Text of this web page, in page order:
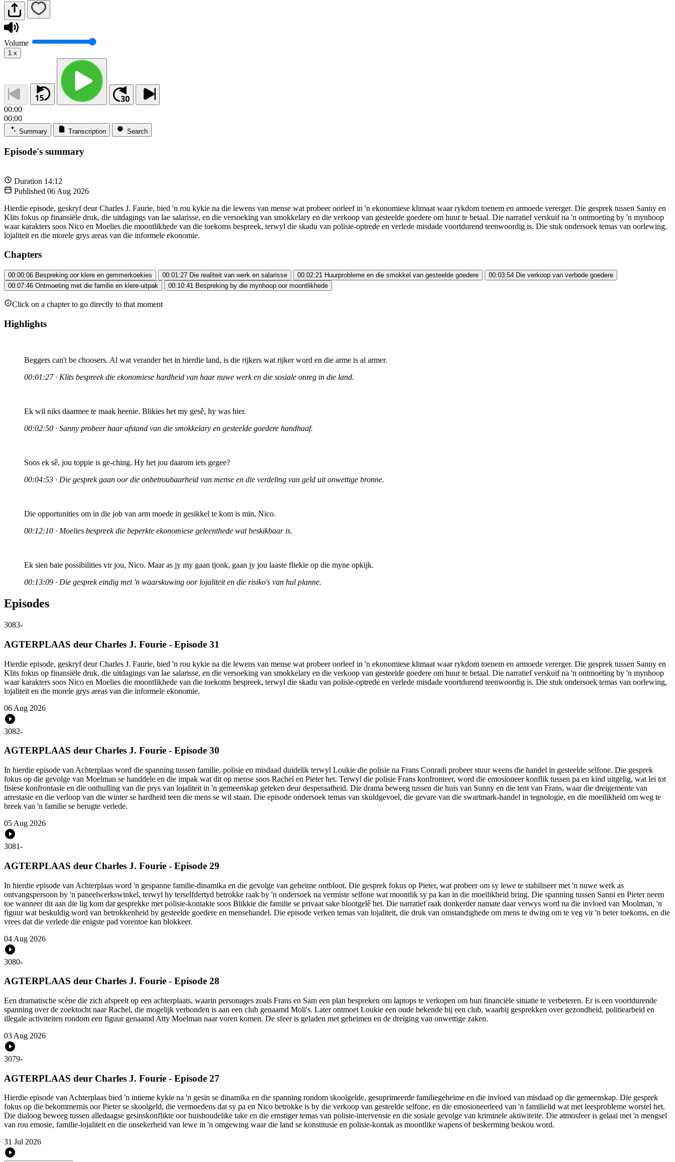
Volume
1 x
00:00
00:00
Summary Transcription Search
Episode's summary
Duration 14:12
Published 06 Aug 2026
Hierdie episode, geskryf deur Charles J. Faurie, bied 'n rou kykie na die lewens van mense wat probeer oorleef in 'n ekonomiese klimaat waar rykdom toenem en armoede vererger. Die gesprek tussen Sanny en
Klits fokus op finansiële druk, die uitdagings van lae salarisse, en die versoeking van smokkelary en die verkoop van gesteelde goedere om huur te betaal. Die narratief verskuif na 'n ontmoeting by 'n mynhoop
waar karakters soos Nico en Moelies die moontlikhede van die toekoms bespreek, terwyl die skadu van polisie-optrede en verlede misdade voortdurend teenwoordig is. Die stuk ondersoek temas van oorlewing,
lojaliteit en die morele grys areas van die informele ekonomie.
Chapters
00:00:06 Bespreking oor klere en gemmerkoekies 00:01:27 Die realiteit van werk en salarisse 00:02:21 Huurprobleme en die smokkel van gesteelde goedere 00:03:54 Die verkoop van verbode goedere
00:07:46 Ontmoeting met die familie en klere-uitpak 00:10:41 Bespreking by die mynhoop oor moontlikhede
Click on a chapter to go directly to that moment
Highlights
Beggers can't be choosers. Al wat verander het in hierdie land, is die rijkers wat rijker word en die arme is al armer.
00:01:27 · Klits bespreek die ekonomiese hardheid van haar nuwe werk en die sosiale onreg in die land.
Ek wil niks daarmee te maak heenie. Blikies het my gesê, hy was hier.
00:02:50 · Sanny probeer haar afstand van die smokkelary en gesteelde goedere handhaaf.
Soos ek sê, jou toppie is ge-ching. Hy het jou daarom iets gegee?
00:04:53 · Die gesprek gaan oor die onbetroubaarheid van mense en die verdeling van geld uit onwettige bronne.
Die opportunities om in die job van arm moede in gesikkel te kom is min, Nico.
00:12:10 · Moelies bespreek die beperkte ekonomiese geleenthede wat beskikbaar is.
Ek sien baie possibilities vir jou, Nico. Maar as jy my gaan tjonk, gaan jy jou laaste fliekie op die myne opkijk.
00:13:09 · Die gesprek eindig met 'n waarskuwing oor lojaliteit en die risiko's van hul planne.
Episodes
3083-
AGTERPLAAS deur Charles J. Fourie - Episode 31
Hierdie episode, geskryf deur Charles J. Faurie, bied 'n rou kykie na die lewens van mense wat probeer oorleef in 'n ekonomiese klimaat waar rykdom toenem en armoede vererger. Die gesprek tussen Sanny en
Klits fokus op finansiële druk, die uitdagings van lae salarisse, en die versoeking van smokkelary en die verkoop van gesteelde goedere om huur te betaal. Die narratief verskuif na 'n ontmoeting by 'n mynhoop
waar karakters soos Nico en Moelies die moontlikhede van die toekoms bespreek, terwyl die skadu van polisie-optrede en verlede misdade voortdurend teenwoordig is. Die stuk ondersoek temas van oorlewing,
lojaliteit en die morele grys areas van die informele ekonomie.
06 Aug 2026
3082-
AGTERPLAAS deur Charles J. Fourie - Episode 30
In hierdie episode van Achterplaas word die spanning tussen familie, polisie en misdaad duidelik terwyl Loukie die polisie na Frans Conradi probeer stuur weens die handel in gesteelde selfone. Die gesprek
fokus op die gevolge van Moelman se handdele en die impak wat dit op mense soos Rachel en Pieter het. Terwyl die polisie Frans konfronteer, word die emosioneer konflik tussen pa en kind uitgelig, wat lei tot
fisiese konfrontasie en die onthulling van die prys van lojaliteit in 'n gemeenskap geteken deur desperaatheid. Die drama beweeg tussen die huis van Sunny en die tent van Frans, waar die dreigemente van
arrestasie en die verloop van die winter se hardheid teen die mens se wil staan. Die episode ondersoek temas van skuldgevoel, die gevare van die swartmark-handel in tegnologie, en die moeilikheid om weg te
breek van 'n familie se berugte verlede.
05 Aug 2026
3081-
AGTERPLAAS deur Charles J. Fourie - Episode 29
In hierdie episode van Achterplaas word 'n gespanne familie-dinamika en die gevolge van geheime ontbloot. Die gesprek fokus op Pieter, wat probeer om sy lewe te stabiliseer met 'n nuwe werk as
ontvangspersoon by 'n paneelwerkswinkel, terwyl hy terselfdertyd betrokke raak by 'n ondersoek na vermiste selfone wat moontlik sy pa kan in die moeilikheid bring. Die spanning tussen Sanni en Pieter neem
toe wanneer dit aan die lig kom dat gesprekke met polisie-kontakte soos Blikkie die familie se privaat sake blootgelê het. Die narratief raak donkerder namate daar verwys word na die invloed van Moolman, 'n
figuur wat beskuldig word van betrokkenheid by gesteelde goedere en mensehandel. Die episode verken temas van lojaliteit, die druk van omstandighede om mens te dwing om te veg vir 'n beter toekoms, en die
vrees dat die verlede die enigste pad vorentoe kan blokkeer.
04 Aug 2026
3080-
AGTERPLAAS deur Charles J. Fourie - Episode 28
Een dramatische scène die zich afspeelt op een achterplaats, waarin personages zoals Frans en Sam een plan bespreken om laptops te verkopen om hun financiële situatie te verbeteren. Er is een voortdurende
spanning over de zoektocht naar Rachel, die mogelijk verbonden is aan een club genaamd Moli's. Later ontmoet Loukie een oude bekende bij een club, waarbij gesprekken over gezondheid, politiearbeid en
illegale activiteiten rondom een figuur genaamd Atty Moelman naar voren komen. De sfeer is geladen met geheimen en de dreiging van onwettige zaken.
03 Aug 2026
3079-
AGTERPLAAS deur Charles J. Fourie - Episode 27
Hierdie episode van Achterplaas bied 'n intieme kykie na 'n gesin se dinamika en die spanning rondom skoolgelde, gesuprimeerde familiegeheime en die invloed van misdaad op die gemeenskap. Die gesprek
fokus op die bekommernis oor Pieter se skoolgeld, die vermoedens dat sy pa en Nico betrokke is by die verkoop van gesteelde selfone, en die emosioneerleed van 'n familielid wat met leesprobleme worstel het.
Die dialoog beweeg tussen alledaagse gesinskonflikte oor huishoudelike take en die ernstiger temas van polisie-intervensie en die sosiale gevolge van kriminele aktiwiteite. Die atmosfeer is gelaai met 'n mengsel
van rou emosie, familie-lojaliteit en die onsekerheid van lewe in 'n omgewing waar die land se konstitusie en polisie-kontak as moontlike wapens of beskerming beskou word.
31 Jul 2026